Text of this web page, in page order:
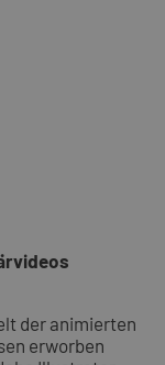
der animierten
erworben